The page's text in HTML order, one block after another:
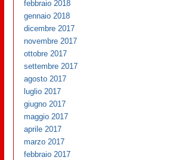
febbraio 2018
gennaio 2018
dicembre 2017
novembre 2017
ottobre 2017
settembre 2017
agosto 2017
luglio 2017
giugno 2017
maggio 2017
aprile 2017
marzo 2017
febbraio 2017